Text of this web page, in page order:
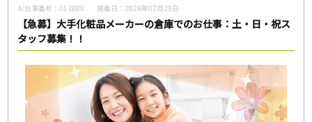
お仕事番号：013888 掲載日： 2026年07月29日
【急募】大手化粧品メーカーの倉庫でのお仕事：土・日・祝ス
タッフ募集！！